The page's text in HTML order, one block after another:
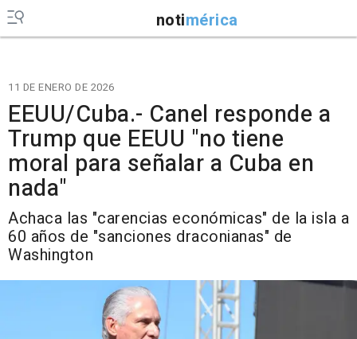
notimérica
11 DE ENERO DE 2026
EEUU/Cuba.- Canel responde a
Trump que EEUU "no tiene
moral para señalar a Cuba en
nada"
Achaca las "carencias económicas" de la isla a
60 años de "sanciones draconianas" de
Washington